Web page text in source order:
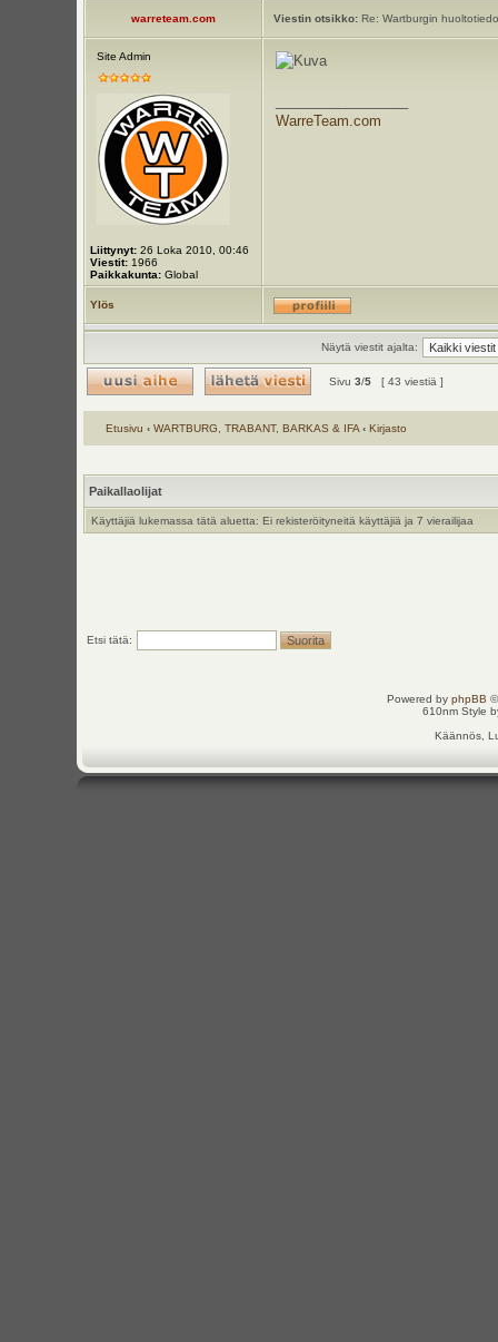
warreteam.com Viestin otsikko:Re: Wartburgin
Site Admin
Liittynyt:26 Loka 2010, 00:46
Viestit:1966
Paikkakunta:Global
WarreTeam.com
Ylös
Näytä viestit ajalta:
Sivu 3/5[ 43 viestiä ]
Etusivu ‹ WARTBURG, TRABANT, BARKAS & IFA ‹ Kirjasto
Paikallaolijat
Käyttäjiä lukemassa tätä aluetta: Ei rekisteröityneitä käyttäjiä ja 7 vierailijaa
Etsi tätä:
Powered by phpBB
610nm Style
Käännös,